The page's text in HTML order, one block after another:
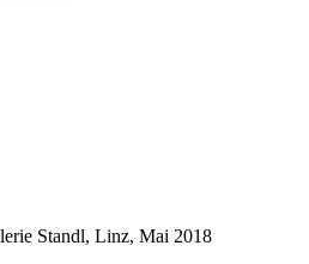
Standl, Linz, Mai 2018